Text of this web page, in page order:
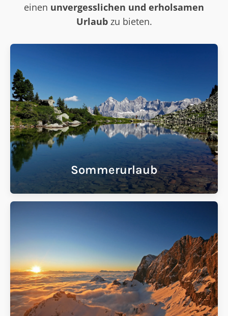
einen unvergesslichen und erholsamen
Urlaubzu bieten.
Sommerurlaub